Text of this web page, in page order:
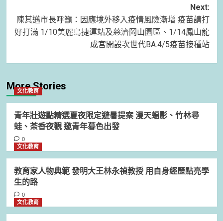
Next:
陳其邁市長呼籲：因應境外移入疫情風險漸增 疫苗請打
好打滿 1/10美麗島捷運站及慈濟岡山園區、1/14鳳山龍
成宮開設次世代BA.4/5疫苗接種站
More Stories
文化教育
青年壯遊點精選夏夜限定避暑提案 漫天蝠影、竹林尋
蛙、茶香夜觀 邀青年暮色出發
0
文化教育
教育家人物典範 發明大王林永禎教授 用自身經歷點亮學
生的路
0
文化教育